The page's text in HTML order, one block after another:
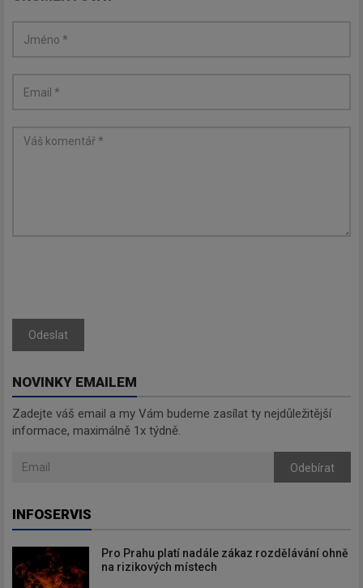
Odeslat
NOVINKY EMAILEM
Zadejte váš email a my Vám budeme zasílat ty nejdůležitější
informace, maximálně 1x týdně.
Odebírat
INFOSERVIS
Pro Prahu platí nadále zákaz rozdělávání ohně
na rizikových místech